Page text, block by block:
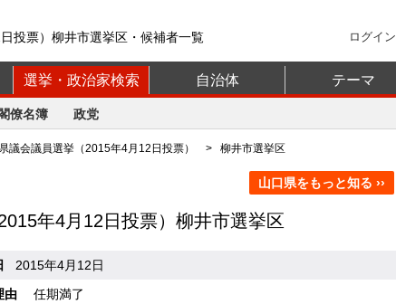
投票）柳井市選挙区・候補者一覧 ログイン
選挙・政治家検索 自治体 テーマ
閣僚名簿 政党
議会議員選挙（2015年4月12日投票） > 柳井市選挙区
山口県をもっと知る ››
2015年4月12日投票）柳井市選挙区
2015年4月12日
由
任期満了